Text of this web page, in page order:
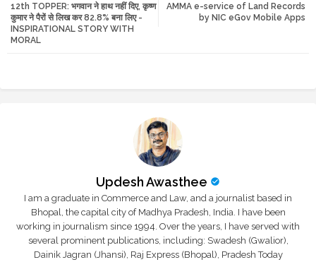
tte ats
AMMA e-service of Land Records
by NIC eGov Mobile Apps
12th TOPPER: भगवान ने हाथ नहीं दिए, कृष्ण
कुमार ने पैरों से लिख कर 82.8% बना लिए -
INSPIRATIONAL STORY WITH
MORAL
Updesh Awasthee
I am a graduate in Commerce and Law, and a journalist based in
Bhopal, the capital city of Madhya Pradesh, India. I have been
working in journalism since 1994. Over the years, I have served with
several prominent publications, including: Swadesh (Gwalior),
Dainik Jagran (Jhansi), Raj Express (Bhopal), Pradesh Today